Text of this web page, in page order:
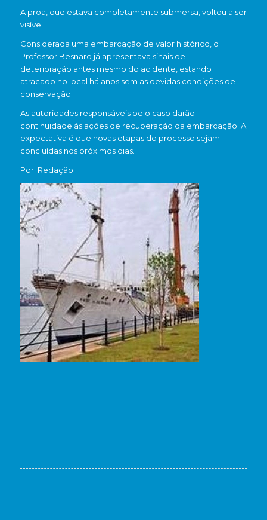
A proa, que estava completamente submersa, voltou a ser
visível
Considerada uma embarcação de valor histórico, o
Professor Besnard já apresentava sinais de
deterioração antes mesmo do acidente, estando
atracado no local há anos sem as devidas condições de
conservação.
As autoridades responsáveis pelo caso darão
continuidade às ações de recuperação da embarcação. A
expectativa é que novas etapas do processo sejam
concluídas nos próximos dias.
Por: Redação